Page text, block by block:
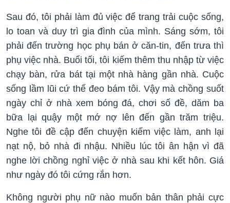
Sau đó, tôi phải làm đủ việc để trang trải cuộc sống,
lo toan và duy trì gia đình của mình. Sáng sớm, tôi
phải đến trường học phụ bán ở căn-tin, đến trưa thì
phụ việc nhà. Buổi tối, tôi kiếm thêm thu nhập từ việc
chạy bàn, rửa bát tại một nhà hàng gần nhà. Cuộc
sống lầm lũi cứ thế đeo bám tôi. Vậy mà chồng suốt
ngày chỉ ở nhà xem bóng đá, chơi số đề, dăm ba
bữa lại quậy một mớ nợ lên đến gần trăm triệu.
Nghe tôi đề cập đến chuyện kiếm việc làm, anh lại
nạt nộ, bỏ nhà đi nhậu. Nhiều lúc tôi ân hận vì đã
nghe lời chồng nghỉ việc ở nhà sau khi kết hôn. Giá
như ngày đó tôi cứng rắn hơn.
Không người phụ nữ nào muốn bản thân phải cực